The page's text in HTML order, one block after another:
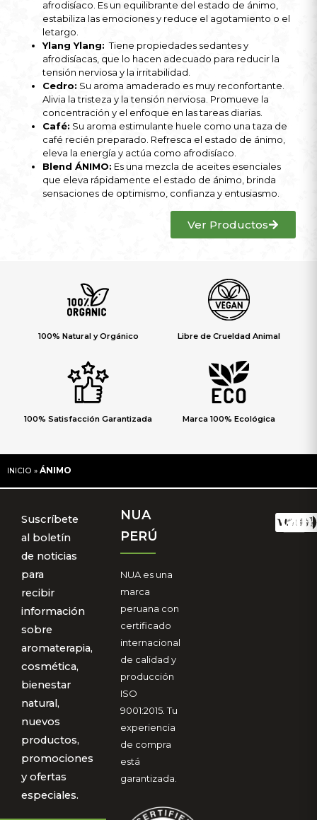
afrodisíaco. Es un equilibrante del estado de ánimo,
estabiliza las emociones y reduce el agotamiento o el
letargo.
Ylang Ylang: Tiene propiedades sedantes y
afrodisíacas, que lo hacen adecuado para reducir la
tensión nerviosa y la irritabilidad.
Cedro: Su aroma amaderado es muy reconfortante.
Alivia la tristeza y la tensión nerviosa. Promueve la
concentración y el enfoque en las tareas diarias.
Café: Su aroma estimulante huele como una taza de
café recién preparado. Refresca el estado de ánimo,
eleva la energía y actúa como afrodisíaco.
Blend ÁNIMO: Es una mezcla de aceites esenciales
que eleva rápidamente el estado de ánimo, brinda
sensaciones de optimismo, confianza y entusiasmo.
Ver Productos
100% Natural y Orgánico Libre de Crueldad Animal
Marca 100% Ecológica
100% Satisfacción Garantizada
INICIO » ÁNIMO
Suscríbete
al boletín
de noticias
para
recibir
información
sobre
aromaterapia,
cosmética,
bienestar
natural,
nuevos
productos,
promociones
y ofertas
especiales.
NUA
PERÚ
NUA es una
marca
peruana con
certificado
internacional
de calidad y
producción
ISO
9001:2015. Tu
experiencia
de compra
está
garantizada.